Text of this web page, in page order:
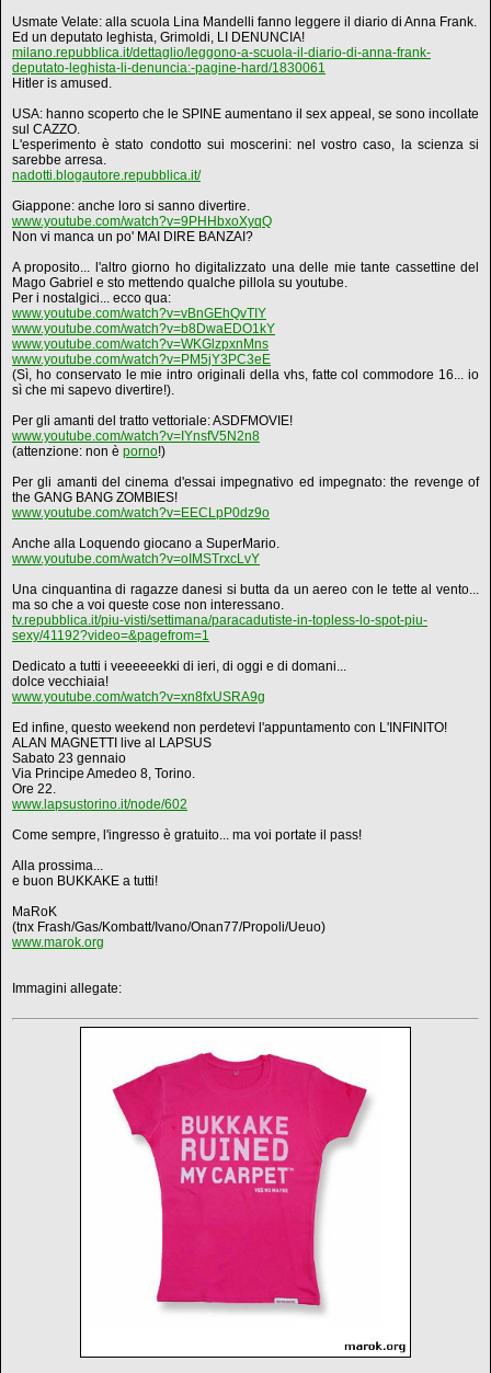
Usmate Velate: alla scuola Lina Mandelli fanno leggere il diario di Anna Frank.
Ed un deputato leghista, Grimoldi, LI DENUNCIA!
milano.repubblica.it/dettaglio/leggono-a-scuola-il-diario-di-anna-frank-
deputato-leghista-li-denuncia:-pagine-hard/1830061
Hitler is amused.
USA: hanno scoperto che le SPINE aumentano il sex appeal, se sono incollate
sul CAZZO.
L'esperimento è stato condotto sui moscerini: nel vostro caso, la scienza si
sarebbe arresa.
nadotti.blogautore.repubblica.it/
Giappone: anche loro si sanno divertire.
www.youtube.com/watch?v=9PHHbxoXyqQ
Non vi manca un po' MAI DIRE BANZAI?
A proposito... l'altro giorno ho digitalizzato una delle mie tante cassettine del
Mago Gabriel e sto mettendo qualche pillola su youtube.
Per i nostalgici... ecco qua:
www.youtube.com/watch?v=vBnGEhQvTIY
www.youtube.com/watch?v=b8DwaEDO1kY
www.youtube.com/watch?v=WKGlzpxnMns
www.youtube.com/watch?v=PM5jY3PC3eE
(Sì, ho conservato le mie intro originali della vhs, fatte col commodore 16... io
sì che mi sapevo divertire!).
Per gli amanti del tratto vettoriale: ASDFMOVIE!
www.youtube.com/watch?v=IYnsfV5N2n8
(attenzione: non è porno!)
Per gli amanti del cinema d'essai impegnativo ed impegnato: the revenge of
the GANG BANG ZOMBIES!
www.youtube.com/watch?v=EECLpP0dz9o
Anche alla Loquendo giocano a SuperMario.
www.youtube.com/watch?v=oIMSTrxcLvY
Una cinquantina di ragazze danesi si butta da un aereo con le tette al vento...
ma so che a voi queste cose non interessano.
tv.repubblica.it/piu-visti/settimana/paracadutiste-in-topless-lo-spot-piu-
sexy/41192?video=&pagefrom=1
Dedicato a tutti i veeeeeekki di ieri, di oggi e di domani...
dolce vecchiaia!
www.youtube.com/watch?v=xn8fxUSRA9g
Ed infine, questo weekend non perdetevi l'appuntamento con L'INFINITO!
ALAN MAGNETTI live al LAPSUS
Sabato 23 gennaio
Via Principe Amedeo 8, Torino.
Ore 22.
www.lapsustorino.it/node/602
Come sempre, l'ingresso è gratuito... ma voi portate il pass!
Alla prossima...
e buon BUKKAKE a tutti!
MaRoK
(tnx Frash/Gas/Kombatt/Ivano/Onan77/Propoli/Ueuo)
www.marok.org
Immagini allegate: